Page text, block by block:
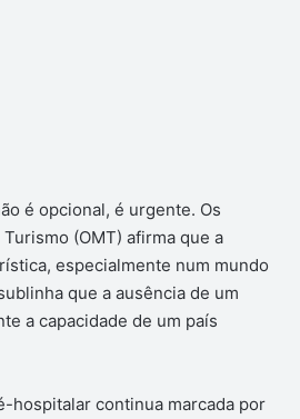
é opcional, é urgente. Os
(OMT) afirma que a
especialmente num mundo
que a ausência de um
a capacidade de um país
hospitalar continua marcada por